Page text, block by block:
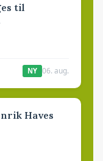
til
NY 06. aug.
Haves